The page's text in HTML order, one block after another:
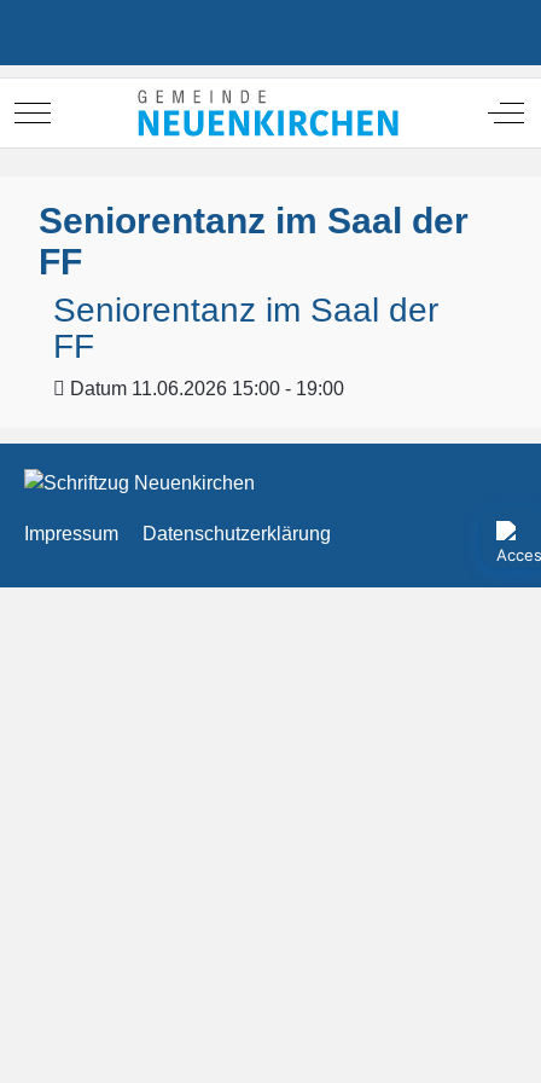
Mobile Menu Toggle Off-
Seniorentanz im Saal der
FF
Seniorentanz im Saal der
FF
Datum 11.06.2026 15:00 - 19:00
Impressum Datenschutzerklärung